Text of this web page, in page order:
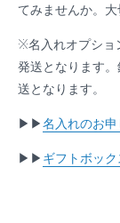
てみませんか。
※名入れオプショ
発送となります
送となります。
▶︎▶︎名入れのお
▶︎▶︎ ギフトボッ